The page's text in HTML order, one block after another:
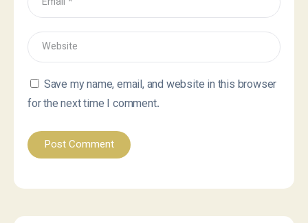
Save my name, email, and website in this browser
for the next time I comment.